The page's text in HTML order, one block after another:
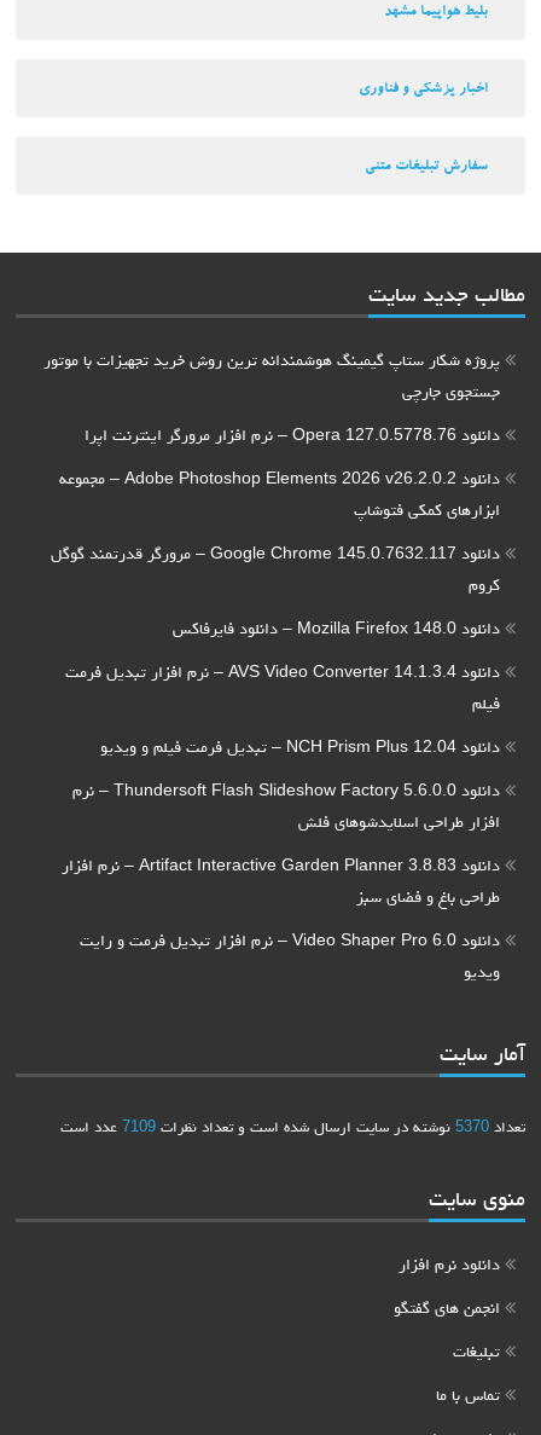
بلیط هواپیما مشهد
اخبار پزشکی و فناوری
سفارش تبلیغات متنی
مطالب جدید سایت
پروژه شکار ستاپ گیمینگ هوشمندانه ترین روش خرید تجهیزات با موتور
جستجوی جارچی
دانلود Opera 127.0.5778.76 – نرم افزار مرورگر اینترنت اپرا
دانلود Adobe Photoshop Elements 2026 v26.2.0.2 – مجموعه
ابزارهای کمکی فتوشاپ
دانلود Google Chrome 145.0.7632.117 – مرورگر قدرتمند گوگل
کروم
دانلود Mozilla Firefox 148.0 – دانلود فایرفاکس
دانلود AVS Video Converter 14.1.3.4 – نرم افزار تبدیل فرمت
فیلم
دانلود NCH Prism Plus 12.04 – تبدیل فرمت فیلم و ویدیو
دانلود Thundersoft Flash Slideshow Factory 5.6.0.0 – نرم
افزار طراحی اسلایدشوهای فلش
دانلود Artifact Interactive Garden Planner 3.8.83 – نرم افزار
طراحی باغ و فضای سبز
دانلود Video Shaper Pro 6.0 – نرم افزار تبدیل فرمت و رایت
ویدیو
آمار سایت
تعداد5370 نوشته در سایت ارسال شده است و تعداد نظرات7109 عدد است
منوی سایت
دانلود نرم افزار
انجمن های گفتگو
تبلیغات
تماس با ما